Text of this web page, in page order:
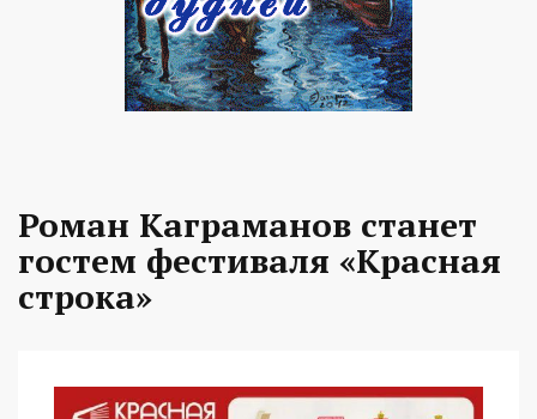
Роман Каграманов станет
гостем фестиваля «Красная
строка»